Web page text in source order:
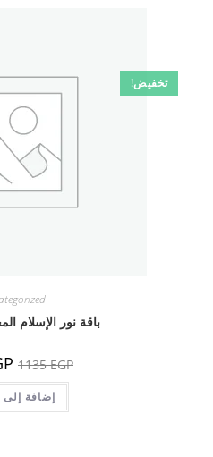
تخفيض!
باقة نور الإسلام
1135EGP
إضافة إلى